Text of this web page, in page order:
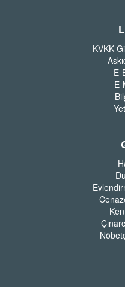
KVKK
E-
E-